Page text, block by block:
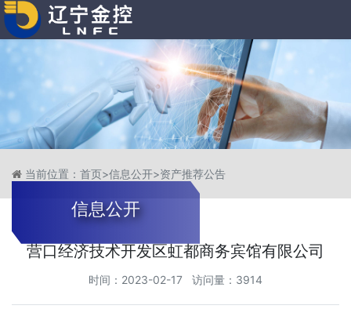
信息公开
当前位置： 首页>信息公开>资产推荐公告
营口经济技术开发区虹都商务宾馆有限公司
时间：2023-02-17 访问量：3914